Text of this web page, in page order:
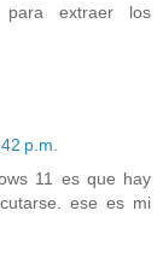
para extraer los
p.m.
11 es que hay
ese es mi